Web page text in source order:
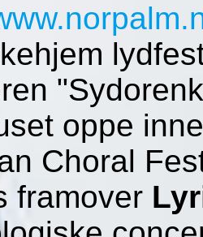
oppe
Choral
framover